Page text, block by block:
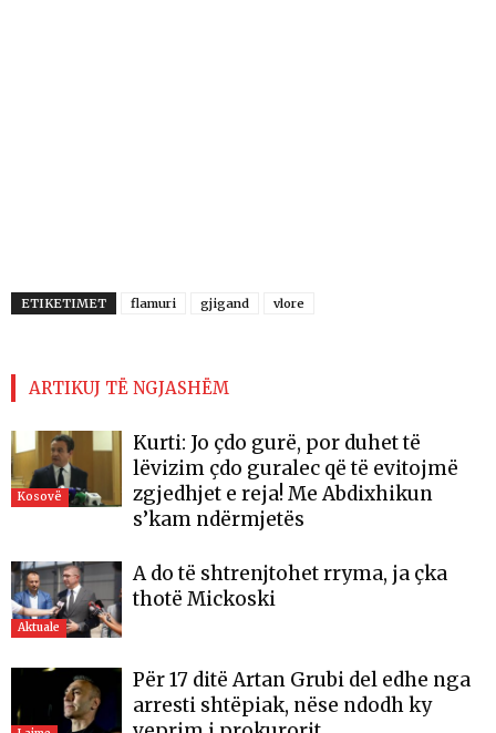
ETIKETIMET flamuri gjigand vlore
ARTIKUJ TË NGJASHËM
Kosovë
Kurti: Jo çdo gurë, por duhet të
lëvizim çdo guralec që të evitojmë
zgjedhjet e reja! Me Abdixhikun
s’kam ndërmjetës
Aktuale
A do të shtrenjtohet rryma, ja çka
thotë Mickoski
Për 17 ditë Artan Grubi del edhe nga
arresti shtëpiak, nëse ndodh ky